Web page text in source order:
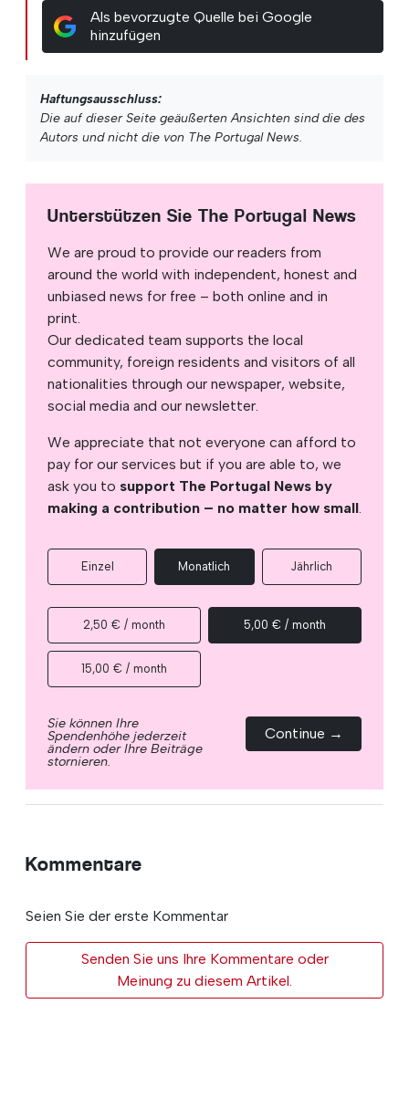
Als bevorzugte Quelle bei Google
hinzufügen
Haftungsausschluss:
Die auf dieser Seite geäußerten Ansichten sind die des
Autors und nicht die von The Portugal News.
Unterstützen Sie The Portugal News
We are proud to provide our readers from
around the world with independent, honest and
unbiased news for free – both online and in
print.
Our dedicated team supports the local
community, foreign residents and visitors of all
nationalities through our newspaper, website,
social media and our newsletter.
We appreciate that not everyone can afford to
pay for our services but if you are able to, we
ask you to support The Portugal News by
making a contribution – no matter how small.
Einzel Monatlich Jährlich
2,50 € / month 5,00 € / month
15,00 € / month
Sie können Ihre
Spendenhöhe jederzeit
ändern oder Ihre Beiträge
stornieren.
Continue →
Kommentare
Seien Sie der erste Kommentar
Senden Sie uns Ihre Kommentare oder
Meinung zu diesem Artikel.